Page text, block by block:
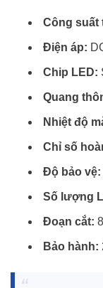
Công suất
Điện áp:
Chip LED:
Quang
Nhiệt độ
Chỉ số
Độ bảo vệ:
Số lượng
Đoạn cắt:
Bảo hành: